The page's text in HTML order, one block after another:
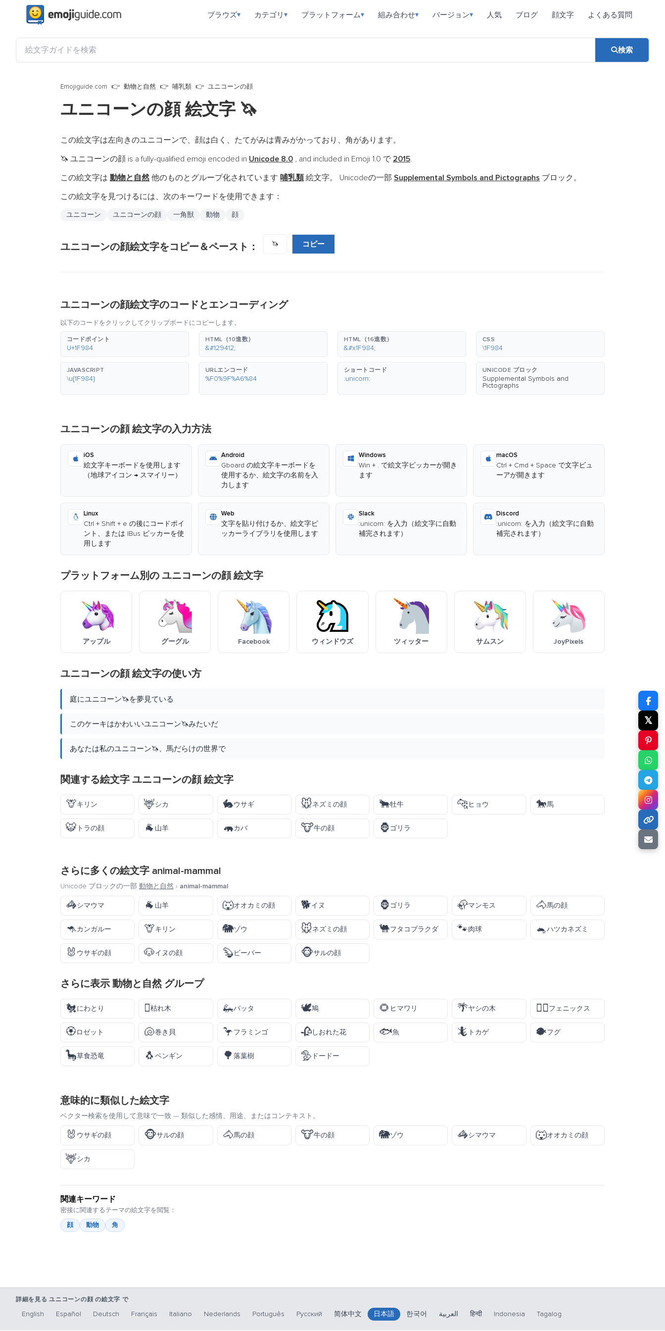
ブラウズ▾ カテゴリ ▾ プラットフォーム▾ 組み合わせ▾ バージョン▾ 人気 ブログ 顔文字 よくある質問
検索
Emojiguide.com 動物と自然 哺乳類 ユニコーンの顔
ユニコーンの顔 絵文字 🦄
この絵文字は左向きのユニコーンで、顔は白く、たてがみは青みがかっており、角があります。
🦄 ユニコーンの顔 is a fully-qualified emoji encoded in Unicode 8.0 , and included in Emoji 1.0 で 2015.
この絵文字は 動物と自然 他のものとグループ化されています 哺乳類絵文字。 Unicodeの一部 Supplemental Symbols and Pictographs ブロック。
この絵文字を見つけるには、次のキーワードを使用できます：
ユニコーン ユニコーンの顔 一角獣 動物 顔
ユニコーンの顔絵文字をコピー＆ペースト： 🦄 コピー
ユニコーンの顔絵文字のコードとエンコーディング
以下のコードをクリックしてクリップボードにコピーします。
コードポイント
U+1F984
HTML（10進数）
&#129412;
HTML（16進数）
&#x1F984;
CSS
\1F984
JAVASCRIPT
\u{1F984}
URLエンコード
%F0%9F%A6%84
ショートコード
:unicorn:
UNICODE ブロック
Supplemental Symbols and
Pictographs
ユニコーンの顔 絵文字の入力方法
iOS
絵文字キーボードを使用します
（地球アイコン → スマイリー）
Android
Gboard の絵文字キーボードを
使用するか、絵文字の名前を入
力します
Windows
Win + . で絵文字ピッカーが開き
ます
macOS
Ctrl + Cmd + Space で文字ビュ
ーアが開きます
Linux
Ctrl + Shift + e の後にコードポイ
ント、または IBus ピッカーを使
用します
Web
文字を貼り付けるか、絵文字ピ
ッカーライブラリを使用します
Slack
:unicorn: を入力（絵文字に自動
補完されます）
Discord
:unicorn: を入力（絵文字に自動
補完されます）
プラットフォーム別の ユニコーンの顔 絵文字
アップル グーグル Facebook ウィンドウズ ツィッター サムスン JoyPixels
ユニコーンの顔 絵文字の使い方
庭にユニコーン🦄を夢見ている
このケーキはかわいいユニコーン🦄みたいだ
あなたは私のユニコーン🦄、馬だらけの世界で
関連する絵文字 ユニコーンの顔 絵文字
🦒キリン 🦌シカ 🐇ウサギ 🐭ネズミの顔 🐂牡牛 🐆ヒョウ 🐎馬
🐯 トラの顔 🐐 山羊 🦛カバ 🐮牛の顔 🦍ゴリラ
さらに多くの絵文字 animal-mammal
Unicode ブロックの一部 動物と自然 › animal-mammal
🦓シマウマ 🐐 山羊 🐺オオカミの顔 🐕イヌ 🦍ゴリラ 🦣マンモス 🐴馬の顔
🦘カンガルー 🦒キリン 🐘ゾウ 🐭ネズミの顔 🐫フタコブラクダ 🐾肉球 🐁ハツカネズミ
🐰 ウサギの顔 🐶イヌの顔 🦫ビーバー 🐵サルの顔
さらに表示 動物と自然グループ
🐔にわとり 🪾枯れ木 🦗バッタ 🕊️鳩 🌻 ヒマワリ 🌴ヤシの木 🐦‍🔥フェニックス
🏵️ロゼット 🐚巻き貝 🦩フラミンゴ 🥀しおれた花 🐟魚 🦎 トカゲ 🐡フグ
🦕草食恐竜 🐧ペンギン 🌳 落葉樹 🦤 ドードー
意味的に類似した絵文字
ベクター検索を使用して意味で一致 — 類似した感情、用途、またはコンテキスト。
🐰 ウサギの顔 🐵サルの顔 🐴馬の顔 🐮牛の顔 🐘ゾウ 🦓シマウマ 🐺オオカミの顔
🦌シカ
関連キーワード
密接に関連するテーマの絵文字を閲覧：
顔
動物 角
𝕏
詳細を見る ユニコーンの顔 の絵文字 で
English Español Deutsch Français Italiano Nederlands Português Русский 简体中文 日本語 한국어 العربية हिन्दी Indonesia Tagalog